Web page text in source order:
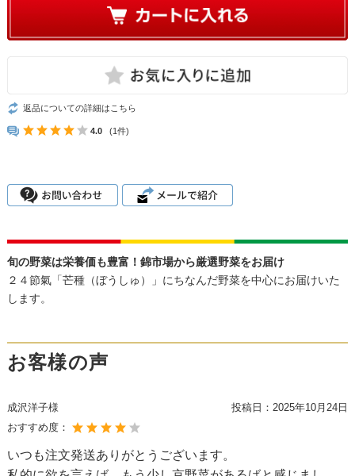
返品についての詳細はこちら
4.0 (1件)
旬の野菜は栄養価も豊富！錦市場から厳選野菜をお届け
２４節氣「芒種（ぼうしゅ）」にちなんだ野菜を中心にお届けいた
します。
お客様の声
成沢洋子様 投稿日： 2025年10月24日
おすすめ度：
いつも注文発送ありがとうございます。